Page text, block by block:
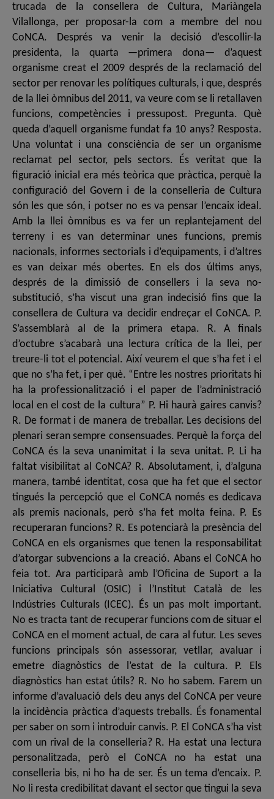
trucada de la consellera de Cultura, Mariàngela
Vilallonga, per proposar-la com a membre del nou
CoNCA. Després va venir la decisió d’escollir-la
presidenta, la quarta —primera dona— d’aquest
organisme creat el 2009 després de la reclamació del
sector per renovar les polítiques culturals, i que, després
de la llei òmnibus del 2011, va veure com se li retallaven
funcions, competències i pressupost. Pregunta. Què
queda d’aquell organisme fundat fa 10 anys? Resposta.
Una voluntat i una consciència de ser un organisme
reclamat pel sector, pels sectors. És veritat que la
figuració inicial era més teòrica que pràctica, perquè la
configuració del Govern i de la conselleria de Cultura
són les que són, i potser no es va pensar l’encaix ideal.
Amb la llei òmnibus es va fer un replantejament del
terreny i es van determinar unes funcions, premis
nacionals, informes sectorials i d’equipaments, i d’altres
es van deixar més obertes. En els dos últims anys,
després de la dimissió de consellers i la seva no-
substitució, s’ha viscut una gran indecisió fins que la
consellera de Cultura va decidir endreçar el CoNCA. P.
S’assemblarà al de la primera etapa. R. A finals
d’octubre s’acabarà una lectura crítica de la llei, per
treure-li tot el potencial. Així veurem el que s’ha fet i el
que no s’ha fet, i per què. “Entre les nostres prioritats hi
ha la professionalització i el paper de l’administració
local en el cost de la cultura” P. Hi haurà gaires canvis?
R. De format i de manera de treballar. Les decisions del
plenari seran sempre consensuades. Perquè la força del
CoNCA és la seva unanimitat i la seva unitat. P. Li ha
faltat visibilitat al CoNCA? R. Absolutament, i, d’alguna
manera, també identitat, cosa que ha fet que el sector
tingués la percepció que el CoNCA només es dedicava
als premis nacionals, però s’ha fet molta feina. P. Es
recuperaran funcions? R. Es potenciarà la presència del
CoNCA en els organismes que tenen la responsabilitat
d’atorgar subvencions a la creació. Abans el CoNCA ho
feia tot. Ara participarà amb l’Oficina de Suport a la
Iniciativa Cultural (OSIC) i l’Institut Català de les
Indústries Culturals (ICEC). És un pas molt important.
No es tracta tant de recuperar funcions com de situar el
CoNCA en el moment actual, de cara al futur. Les seves
funcions principals són assessorar, vetllar, avaluar i
emetre diagnòstics de l’estat de la cultura. P. Els
diagnòstics han estat útils? R. No ho sabem. Farem un
informe d’avaluació dels deu anys del CoNCA per veure
la incidència pràctica d’aquests treballs. És fonamental
per saber on som i introduir canvis. P. El CoNCA s’ha vist
com un rival de la conselleria? R. Ha estat una lectura
personalitzada, però el CoNCA no ha estat una
conselleria bis, ni ho ha de ser. És un tema d’encaix. P.
No li resta credibilitat davant el sector que tingui la seva